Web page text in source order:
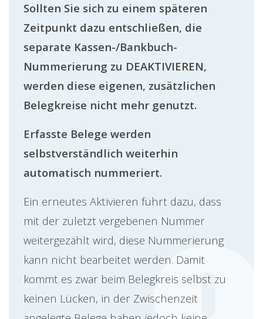
Sollten Sie sich zu einem späteren
Zeitpunkt dazu entschließen, die
separate Kassen-/Bankbuch-
Nummerierung zu DEAKTIVIEREN,
werden diese eigenen, zusätzlichen
Belegkreise nicht mehr genutzt.
Erfasste Belege werden
selbstverständlich weiterhin
automatisch nummeriert.
Ein erneutes Aktivieren führt dazu, dass
mit der zuletzt vergebenen Nummer
weitergezählt wird, diese Nummerierung
kann nicht bearbeitet werden. Damit
kommt es zwar beim Belegkreis selbst zu
keinen Lücken, in der Zwischenzeit